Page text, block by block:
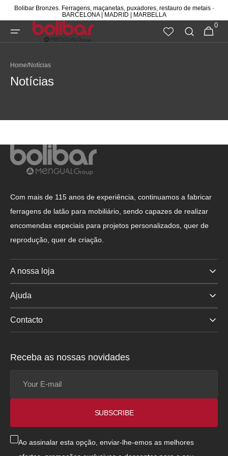
SKIP TO
CONTENT
Bolibar Bronzes. Ferragens, maçanetas, puxadores, restauro de metais ·
BARCELONA | MADRID | MARBELLA
CART
0
0
ITEMS
Home/Notícias
Notícias
Com mais de 115 anos de experiência, continuamos a fabricar
ferragens de latão para mobiliário, sendo capazes de realizar
encomendas especiais para projetos personalizados, quer de
reprodução, quer de criação.
A nossa loja
Ajuda
Contacto
Receba as nossas novidades
SUBSCRIBE
Ao assinalar esta opção, enviar-lhe-emos as melhores